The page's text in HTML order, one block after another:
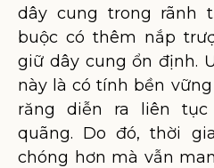
dây cung trong rãnh
buộc có thêm nắp
giữ dây cung ổn định.
này là có tính bền
răng diễn ra liên
quãng. Do đó, thời
chóng hơn mà vẫn